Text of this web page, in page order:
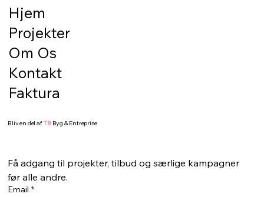
starter ikke med de synlige materialer. Den
sten eller terrassebræd
Hjem
Projekter
Om Os
Kontakt
Faktura
Bliv en del afTBByg & Entreprise
Få adgang til projekter, tilbud og særlige kampagner
før alle andre.
Email *